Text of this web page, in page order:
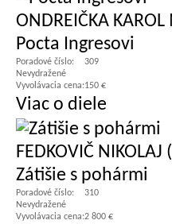
ONDREIČKA
Pocta Ingresovi
Poradové číslo:
309
Nevydražené
Vyvolávacia cena:150 €
Viac o diele
FEDKOVIČ NIKOLAJ
Zátišie s pohármi
Poradové číslo:
310
Nevydražené
Vyvolávacia cena:2 800 €